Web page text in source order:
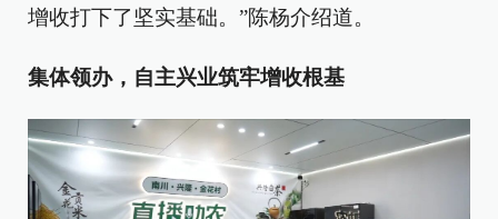
增收打下了坚实基础。”陈杨介绍道。
集体领办，自主兴业筑牢增收根基